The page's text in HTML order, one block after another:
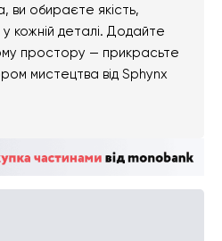
ви обираєте якість,
кожній деталі. Додайте
простору — прикрасьте
мистецтва від Sphynx